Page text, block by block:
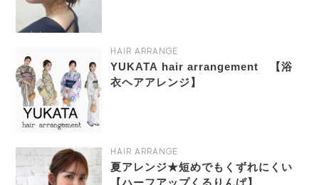
HAIR ARRANGE
YUKATA hair arrangement 【浴
衣ヘアアレンジ】
HAIR ARRANGE
夏アレンジ★短めでもくずれにくい
【ハーフアップくるりんぱ】